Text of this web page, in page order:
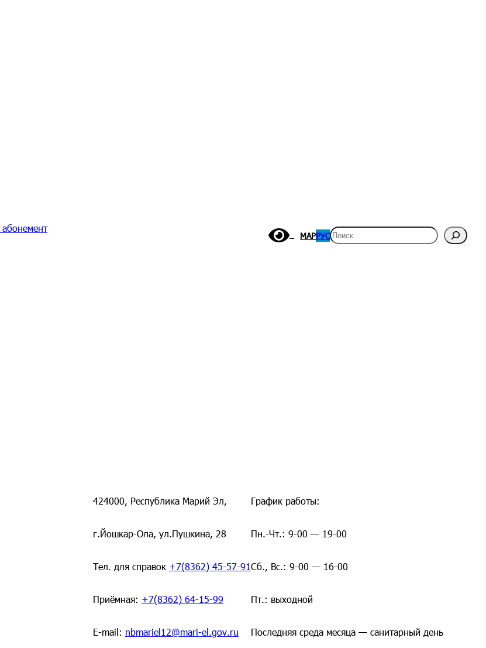
МАРРУСПоиск
424000, Республика Марий Эл,
г.Йошкар-Ола, ул.Пушкина, 28
Тел. для справок +7(8362) 45-57-91
Приёмная: +7(8362) 64-15-99
E-mail: nbmariel12@mari-el.gov.ru
График работы:
Пн.-Чт.: 9-00 — 19-00
Сб., Вс.: 9-00 — 16-00
Пт.: выходной
Последняя среда месяца — санитарный день